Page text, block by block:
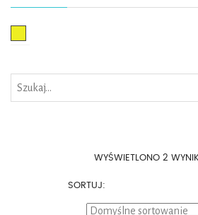
WYŚWIETLONO 2
SORTUJ: